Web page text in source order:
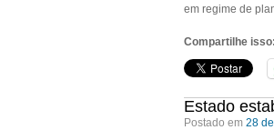
em regime de
Compartilhe isso:
Estado
Postado em 28